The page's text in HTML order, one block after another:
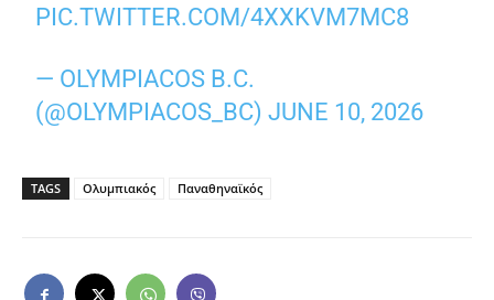
PIC.TWITTER.COM/4XXKVM7MC8
— OLYMPIACOS B.C.
(@OLYMPIACOS_BC)JUNE 10, 2026
TAGS Ολυμπιακός Παναθηναϊκός